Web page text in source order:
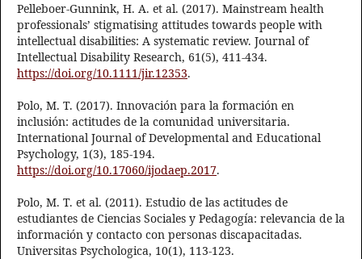
Pelleboer‐Gunnink, H. A. et al. (2017). Mainstream health
professionals’ stigmatising attitudes towards people with
intellectual disabilities: A systematic review. Journal of
Intellectual Disability Research, 61(5), 411-434.
https://doi.org/10.1111/jir.12353.
Polo, M. T. (2017). Innovación para la formación en
inclusión: actitudes de la comunidad universitaria.
International Journal of Developmental and Educational
Psychology, 1(3), 185-194.
https://doi.org/10.17060/ijodaep.2017.
Polo, M. T. et al. (2011). Estudio de las actitudes de
estudiantes de Ciencias Sociales y Pedagogía: relevancia de la
información y contacto con personas discapacitadas.
Universitas Psychologica, 10(1), 113-123.